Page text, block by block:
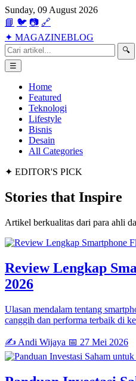
Sunday, 09 August 2026
📘 🐦 📷 🔗
✦ MAGAZINEBLOG
🔍
☰
Home
Featured
Teknologi
Lifestyle
Bisnis
Desain
All Categories
✦ EDITOR'S PICK
Stories that Inspire
Artikel berkualitas dari para ahli
Review Lengkap
2026
Ulasan mendalam tentang
canggih dan performa terbaik di
✍️ Andi Wijaya 📅 27 Mei 2026